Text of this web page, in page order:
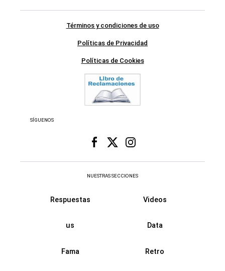
Términos y condiciones de uso
Políticas de Privacidad
Políticas de Cookies
SÍGUENOS
NUESTRAS SECCIONES
Respuestas Videos
us Data
Fama Retro